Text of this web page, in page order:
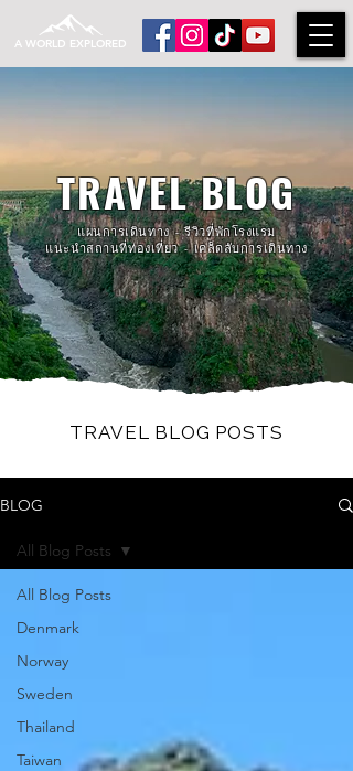
A WORLD EXPLORED
TRAVEL BLOG
แผนการเดินทาง - รีวิวที่พักโรงแรม
แนะนำสถานที่ท่องเที่ยว - เคล็ดลับการเดินทาง
TRAVEL BLOG POSTS
BLOG
All Blog Posts
Denmark
Norway
Sweden
Thailand
Taiwan
All Blog Posts